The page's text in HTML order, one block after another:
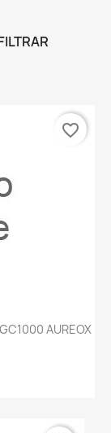
AUREOX
favorite_border